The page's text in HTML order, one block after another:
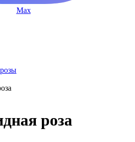
Max
роза